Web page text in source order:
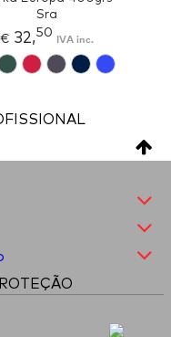
Sra
€32,50 IVA inc.